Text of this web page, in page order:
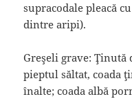
supracodale pleacă
dintre aripi).
Greşeli grave: Ţinută
pieptul săltat, coada
înalte; coada albă